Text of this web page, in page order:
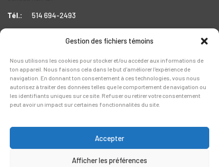
Gestion des fichiers témoins
Nous utilisons les cookies pour stocker et/ou accéder aux informations de
ton appareil. Nous faisons cela dans le but d'améliorer l'expérience de
navigation. En donnant ton consentement à ces technologies, vous nous
autorisez à traiter des données telles que le comportement de navigation ou
les identifiants uniques sur ce site. Refuser ou retirer votre consentement
peut avoir un impact sur certaines fonctionnalités du site.
Accepter
Afficher les préférences
Tél.: 514 694-2493
1999 Forbes Street,
Whitby (Ontario),
Canada L1N 7V4
Tél.: 905-728-0072